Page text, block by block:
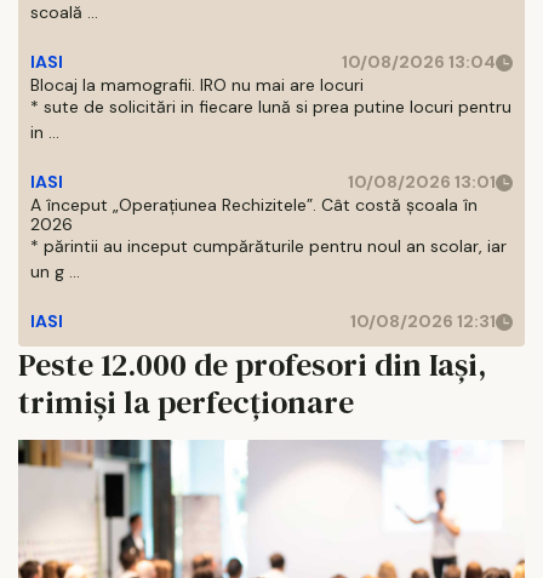
scoală ...
IASI
10/08/2026 13:04
Blocaj la mamografii. IRO nu mai are locuri
* sute de solicitări in fiecare lună si prea putine locuri pentru
in ...
IASI
10/08/2026 13:01
A început „Operațiunea Rechizitele”. Cât costă școala în
2026
* părintii au inceput cumpărăturile pentru noul an scolar, iar
un g ...
IASI 10/08/2026 12:31
Peste 12.000 de profesori din Iași,
trimiși la perfecționare